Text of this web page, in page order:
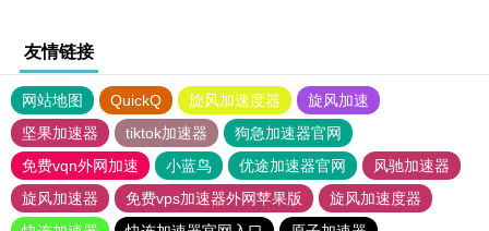
友情链接
网站地图 QuickQ 旋风加速度器
旋风加速
坚果加速器
tiktok加速器
狗急加速器官网
免费vqn外网加速
小蓝鸟 优途加速器官网
风驰加速器
旋风加速器
免费vps加速器外网苹果版
旋风加速度器